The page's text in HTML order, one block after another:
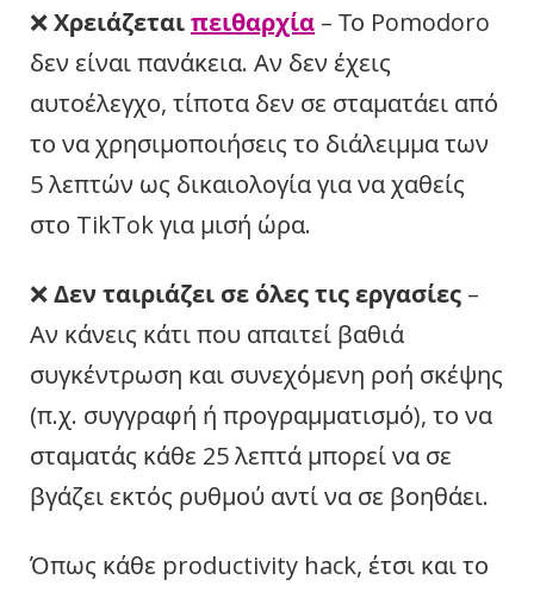
❌Χρειάζεταιπειθαρχία – Το Pomodoro
δεν είναι πανάκεια. Αν δεν έχεις
αυτοέλεγχο, τίποτα δεν σε σταματάει από
το να χρησιμοποιήσεις το διάλειμμα των
5 λεπτών ως δικαιολογία για να χαθείς
στο TikTok για μισή ώρα.
❌Δεν ταιριάζει σε όλες τις εργασίες –
Αν κάνεις κάτι που απαιτεί βαθιά
συγκέντρωση και συνεχόμενη ροή σκέψης
(π.χ. συγγραφή ή προγραμματισμό), το να
σταματάς κάθε 25 λεπτά μπορεί να σε
βγάζει εκτός ρυθμού αντί να σε βοηθάει.
Όπως κάθε productivity hack, έτσι και το